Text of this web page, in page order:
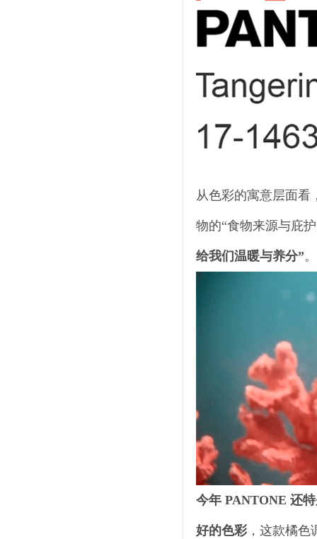
从色彩的寓意层面看
物的“食物来源与庇
给我们温暖与养分”。
今年 PANTONE 还
好的色彩，这款橘色